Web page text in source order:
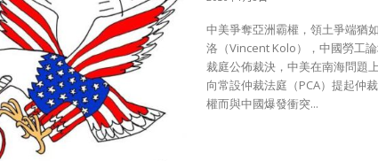
中美爭奪亞洲霸權，領土爭端猶如「
洛（Vincent Kolo），中國勞工論壇 經過過去一年的升溫，隨著
裁庭公佈裁決，中美在南海問題
向常設仲裁法庭（PCA）提起仲
權而與中國爆發衝突...